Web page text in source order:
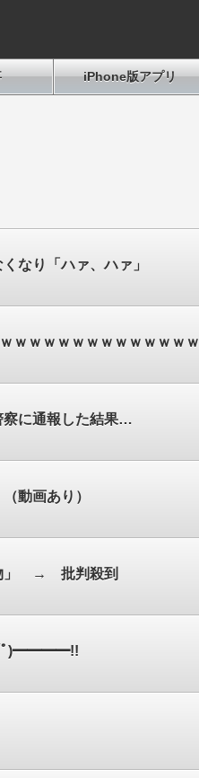
iPhone版アプリ
なり「ハァ、ハァ」
ｗｗｗｗｗｗｗｗｗｗｗｗｗ
察に通報した結果…
動画あり）
物」 → 批判殺到
∀ﾟ)━━━━!!